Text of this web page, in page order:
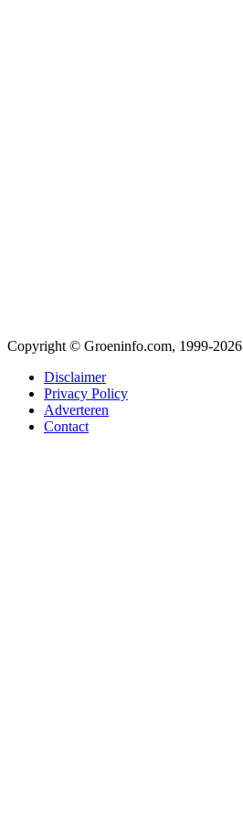
Copyright © Groeninfo.com, 1999-2026
Disclaimer
Privacy Policy
Adverteren
Contact